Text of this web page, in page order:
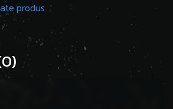
produs